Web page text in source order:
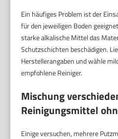
Ein häufiges Problem ist der
für den jeweiligen Boden
starke alkalische Mittel das
Schutzschichten beschädigen.
Herstellerangaben und wähle
empfohlene Reiniger.
Mischung
Reinigungsmittel
Einige versuchen, mehrere